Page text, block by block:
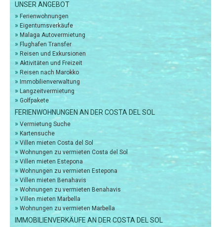
UNSER ANGEBOT
» Ferienwohnungen
» Eigentumsverkäufe
» Malaga Autovermietung
» Flughafen Transfer
» Reisen und Exkursionen
» Aktivitäten und Freizeit
» Reisen nach Marokko
» Immobilienverwaltung
» Langzeitvermietung
» Golfpakete
FERIENWOHNUNGEN AN DER COSTA DEL SOL
» Vermietung Suche
» Kartensuche
» Villen mieten Costa del Sol
» Wohnungen zu vermieten Costa del Sol
» Villen mieten Estepona
» Wohnungen zu vermieten Estepona
» Villen mieten Benahavis
» Wohnungen zu vermieten Benahavis
» Villen mieten Marbella
» Wohnungen zu vermieten Marbella
IMMOBILIENVERKÄUFE AN DER COSTA DEL SOL